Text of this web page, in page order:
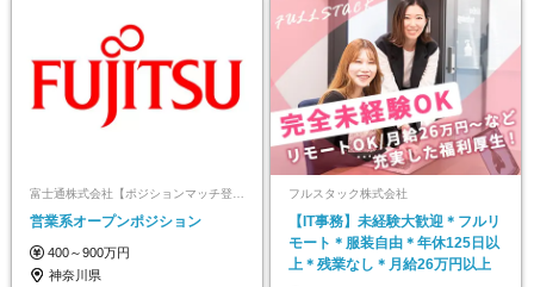
富士通株式会社【ポジションマッチ登録】
営業系オープンポジション
400～900万円
神奈川県
フルスタック株式会社
【IT事務】未経験大歓迎＊フルリ
モート＊服装自由＊年休125日以
上＊残業なし＊月給26万円以上